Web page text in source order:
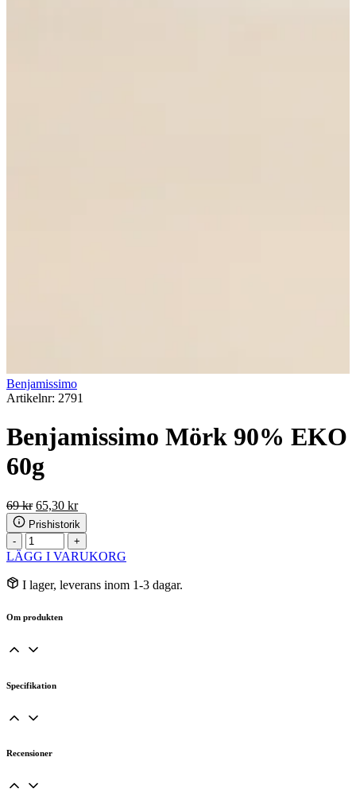
Benjamissimo
Artikelnr: 2791
Benjamissimo Mörk 90% EKO
60g
69kr Det
ursprungliga
priset
var:
69 kr.
65,30 krDet
nuvarande
priset
är:
65,30 kr.
Prishistorik
-
Benjamissimo
Mörk
EKO
60g
+
LÄGG I VARUKORG
I lager, leverans inom 1-3 dagar.
Om produkten
Specifikation
Recensioner